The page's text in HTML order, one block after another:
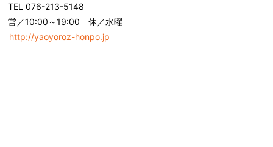
TEL 076-213-5148
営／10:00～19:00 休／水曜
http://yaoyoroz-honpo.jp